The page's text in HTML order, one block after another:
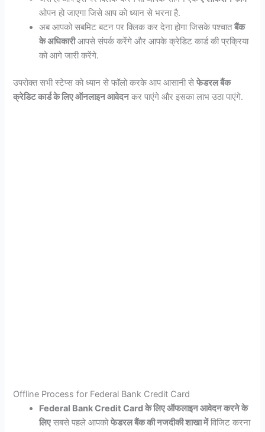
ओपन हो जाएगा जिसे आप को ध्यान से भरना है.
अब आपको सबमिट बटन पर क्लिक कर देना होगा जिसके पश्चातबैंक
के अधिकारीआपसे संपर्क करेंगे और आपके क्रेडिट कार्ड की प्रक्रिया
को आगे जारी करेंगे.
उपरोक्त सभी स्टेप्स को ध्यान से फॉलो करके आप आसानी सेफेडरल बैंक
क्रेडिट कार्ड के लिए ऑनलाइन आवेदनकर पाएंगे और इसका लाभ उठा पाएंगे.
Offline Process for Federal Bank Credit Card
Federal Bank Credit Card के लिए ऑफलाइन आवेदन करने के
लिएसबसे पहले आपकोफेडरल बैंक की नजदीकी शाखा मेंविजिट करना